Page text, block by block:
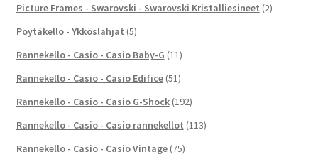
Picture Frames - Swarovski - Swarovski Kristalliesineet (2)
Pöytäkello - Ykköslahjat (5)
Rannekello - Casio - Casio Baby-G (11)
Rannekello - Casio - Casio Edifice (51)
Rannekello - Casio - Casio G-Shock (192)
Rannekello - Casio - Casio rannekellot (113)
Rannekello - Casio - Casio Vintage (75)